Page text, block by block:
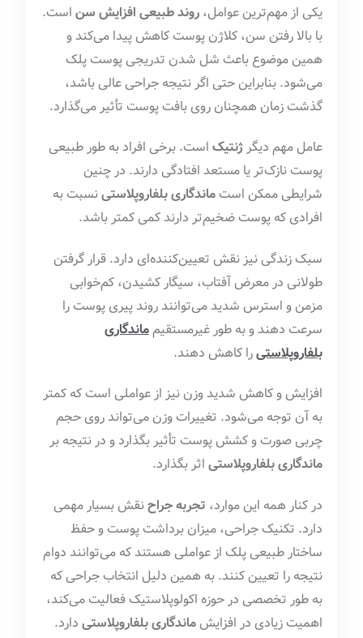
یکی از مهم‌ترین عوامل،روند طبیعی افزایش سن است.
با بالا رفتن سن، کلاژن پوست کاهش پیدا می‌کند و
همین موضوع باعث شل شدن تدریجی پوست پلک
می‌شود. بنابراین حتی اگر نتیجه جراحی عالی باشد،
گذشت زمان همچنان روی بافت پوست تأثیر می‌گذارد.
عامل مهم دیگرژنتیک است. برخی افراد به طور طبیعی
پوست نازک‌تر یا مستعد افتادگی دارند. در چنین
شرایطی ممکن استماندگاری بلفاروپلاستینسبت به
افرادی که پوست ضخیم‌تر دارند کمی کمتر باشد.
سبک زندگی نیز نقش تعیین‌کننده‌ای دارد. قرار گرفتن
طولانی در معرض آفتاب، سیگار کشیدن، کم‌خوابی
مزمن و استرس شدید می‌توانند روند پیری پوست را
سرعت دهند و به طور غیرمستقیمماندگاری
بلفاروپلاستیرا کاهش دهند.
افزایش و کاهش شدید وزن نیز از عواملی است که کمتر
به آن توجه می‌شود. تغییرات وزن می‌تواند روی حجم
چربی صورت و کشش پوست تأثیر بگذارد و در نتیجه بر
ماندگاری بلفاروپلاستی اثر بگذارد.
در کنار همه این موارد، تجربه جراحنقش بسیار مهمی
دارد. تکنیک جراحی، میزان برداشت پوست و حفظ
ساختار طبیعی پلک از عواملی هستند که می‌توانند دوام
نتیجه را تعیین کنند. به همین دلیل انتخاب جراحی که
به طور تخصصی در حوزه اکولوپلاستیک فعالیت می‌کند،
اهمیت زیادی در افزایشماندگاری بلفاروپلاستی دارد.